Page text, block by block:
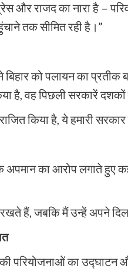
राजद का नारा है –
तक सीमित रही है।”
को पलायन का प्रतीक
है, वह पिछली सरकारें
किया है, ये हमारी सरकार
का आरोप लगाते हुए
रखते हैं, जबकि मैं उन्हें अपने
परियोजनाओं का उद्घाटन